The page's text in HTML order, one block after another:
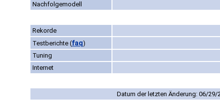
Nachfolgemodell
Rekorde
Testberichte (faq)
Tuning
Internet
Datum der letzten Änderung: 06/29/